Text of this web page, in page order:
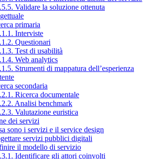
Validare la soluzione ottenuta
primaria
Interviste
Questionari
Test di usabilità
Web analytics
Strumenti di mappatura dell’esperienza
secondaria
Ricerca documentale
Analisi benchmark
Valutazione euristica
dei servizi
sono i servizi e il service design
servizi pubblici digitali
il modello di servizio
Identificare gli attori coinvolti